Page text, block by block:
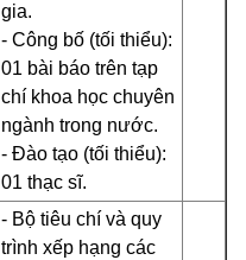
gia.
- Công bố (tối thiểu):
01 bài báo trên tạp
chí khoa học chuyên
ngành trong nước.
- Đào tạo (tối thiểu):
01 thạc sĩ.
- Bộ tiêu chí và quy
trình xếp hạng các